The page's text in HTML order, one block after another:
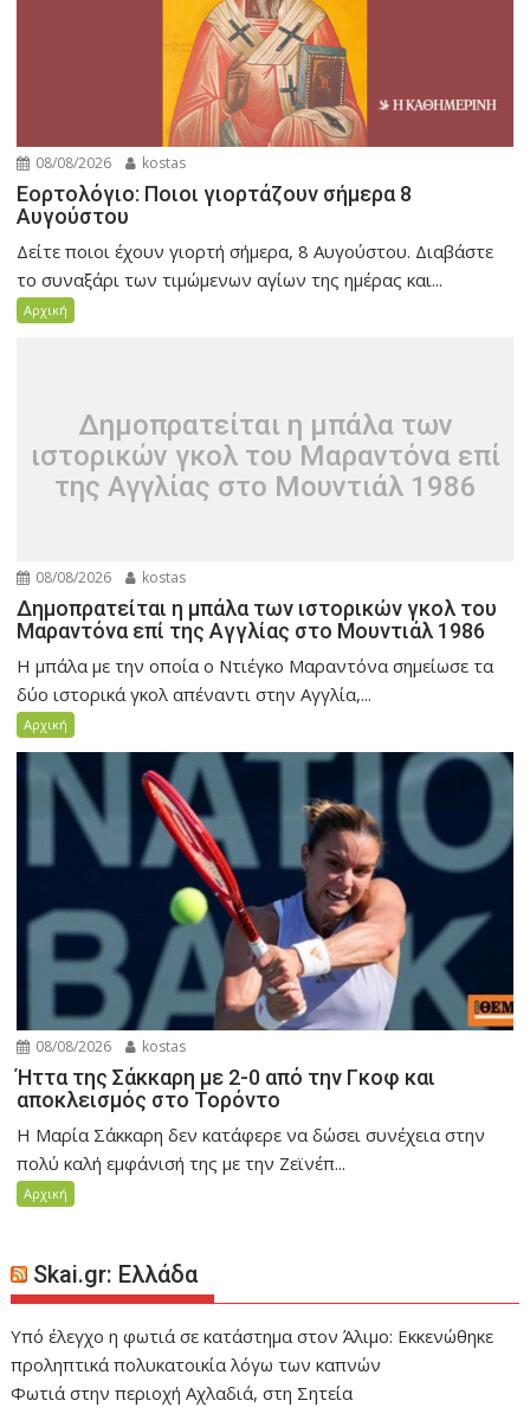
08/08/2026 kostas
Εορτολόγιο: Ποιοι γιορτάζουν σήμερα 8
Αυγούστου
Δείτε ποιοι έχουν γιορτή σήμερα, 8 Αυγούστου. Διαβάστε
το συναξάρι των τιμώμενων αγίων της ημέρας και...
Αρχική
Δημοπρατείται η μπάλα των
ιστορικών γκολ του Μαραντόνα επί
της Αγγλίας στο Μουντιάλ 1986
08/08/2026 kostas
Δημοπρατείται η μπάλα των ιστορικών γκολ του
Μαραντόνα επί της Αγγλίας στο Μουντιάλ 1986
Η μπάλα με την οποία ο Ντιέγκο Μαραντόνα σημείωσε τα
δύο ιστορικά γκολ απέναντι στην Αγγλία,...
Αρχική
08/08/2026 kostas
Ήττα της Σάκκαρη με 2-0 από την Γκοφ και
αποκλεισμός στο Τορόντο
Η Μαρία Σάκκαρη δεν κατάφερε να δώσει συνέχεια στην
πολύ καλή εμφάνισή της με την Ζεϊνέπ...
Αρχική
Skai.gr: Ελλάδα
Yπό έλεγχο η φωτιά σε κατάστημα στον Άλιμο: Εκκενώθηκε
προληπτικά πολυκατοικία λόγω των καπνών
Φωτιά στην περιοχή Αχλαδιά, στη Σητεία